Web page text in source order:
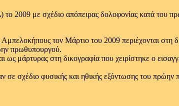
2009 με σχέδιο απόπειρας δολοφονίας κατά του
τον Μάρτιο του 2009 περιέχονται στη
πρωθυπουργού.
μάρτυρας στη δικογραφία που χειρίστηκε ο
σχέδιο φυσικής και ηθικής εξόντωσης του πρώην